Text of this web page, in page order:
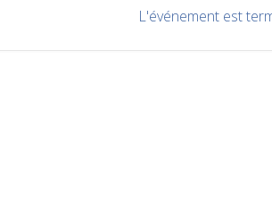
L'événement est